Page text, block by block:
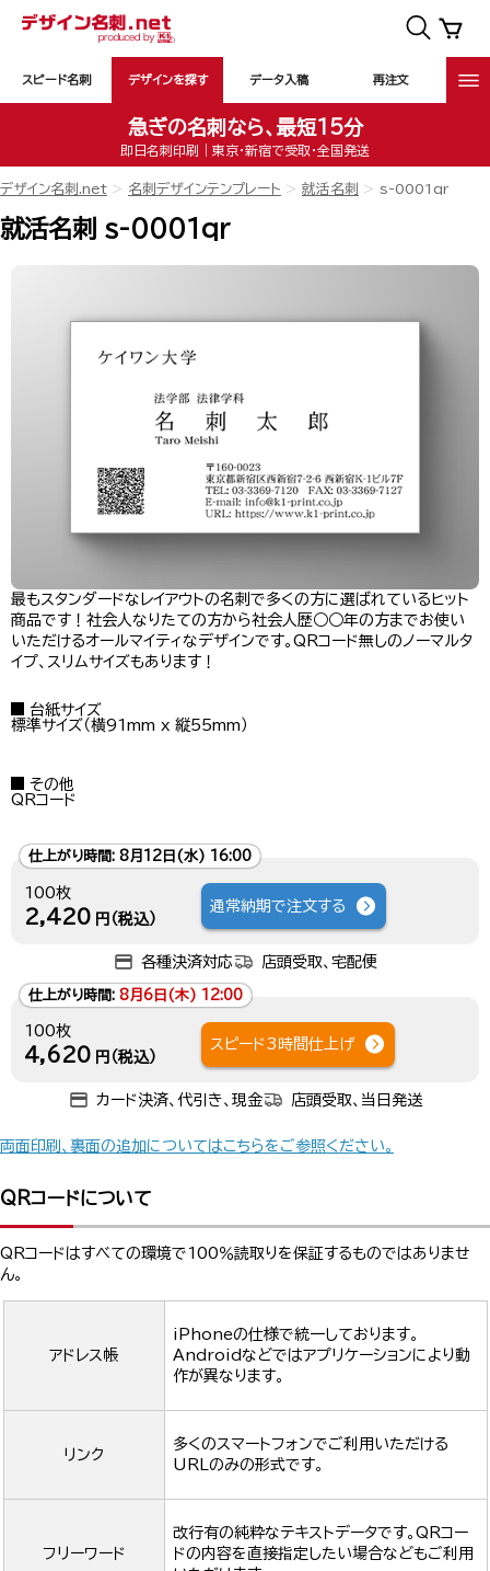
スピード名刺 デザインを探す データ入稿 再注文
急ぎの名刺なら、最短15分
即日名刺印刷｜東京・新宿で受取・全国発送
デザイン名刺.net 名刺デザインテンプレート 就活名刺 s-0001qr
就活名刺 s-0001qr
最もスタンダードなレイアウトの名刺で多くの方に選ばれているヒット
商品です！社会人なりたての方から社会人歴○○年の方までお使い
いただけるオールマイティなデザインです。QRコード無しのノーマルタ
イプ、スリムサイズもあります！
台紙サイズ
標準サイズ（横91mm x 縦55mm）
その他
QRコード
仕上がり時間: 8月12日(水) 16:00
100枚
2,420 円（税込）
通常納期で注文する
各種決済対応 店頭受取、宅配便
仕上がり時間: 8月6日(木) 12:00
100枚
4,620 円（税込）
スピード3時間仕上げ
カード決済、代引き、現金 店頭受取、当日発送
両面印刷、裏面の追加についてはこちらをご参照ください。
QRコードについて
QRコードはすべての環境で100％読取りを保証するものではありませ
ん。
アドレス帳
iPhoneの仕様で統一しております。
Androidなどではアプリケーションにより動
作が異なります。
リンク
多くのスマートフォンでご利用いただける
URLのみの形式です。
フリーワード
改行有の純粋なテキストデータです。QRコー
ドの内容を直接指定したい場合などもご利用